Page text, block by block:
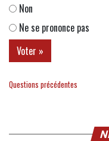
Non
Ne se prononce pas
Questions précédentes